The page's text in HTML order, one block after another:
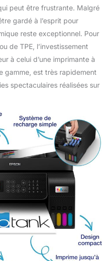
peut être frustrante. Malgré
gardé à l’esprit pour
reste exceptionnel. Pour
de TPE, l’investissement
à celui d’une imprimante à
gamme, est très rapidement
spectaculaires réalisées sur